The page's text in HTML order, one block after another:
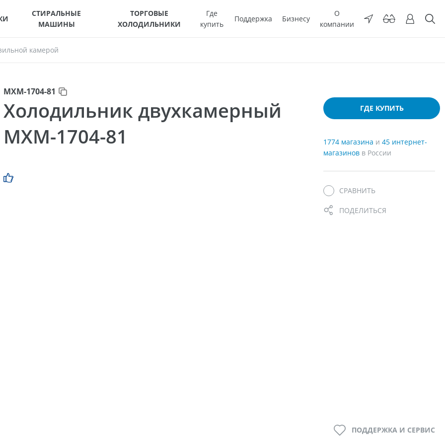
СТИРАЛЬНЫЕ
МАШИНЫ
ТОРГОВЫЕ
ХОЛОДИЛЬНИКИ
Где
купить
Поддержка Бизнесу
О
компании
камерой
МХМ-1704-81
Холодильник двухкамерный
МХМ-1704-81
ГДЕ КУПИТЬ
1774 магазина и 45 интернет-
магазинов в России
СРАВНИТЬ
ПОДЕЛИТЬСЯ
ПОДДЕРЖКА И СЕРВИС